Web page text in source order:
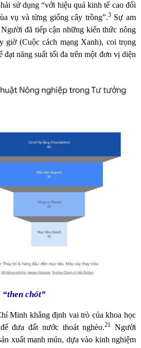
sử dụng “với hiệu quả kinh tế cao đối
vụ và từng giống cây trồng”.3Sự am
đã tiếp cận những kiến thức nông
giờ (Cuộc cách mạng Xanh), coi trọng
đạt năng suất tối đa trên một đơn vị diện
chốt”
Minh khẳng định vai trò của khoa học
đưa đất nước thoát nghèo.21 Người
xuất manh mún, dựa vào kinh nghiệm